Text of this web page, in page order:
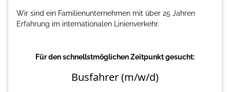
Wir sind ein Familienunternehmen mit über 25 Jahren
Erfahrung im internationalen Linienverkehr.
Für den schnellstmöglichen Zeitpunkt gesucht:
Busfahrer (m/w/d)